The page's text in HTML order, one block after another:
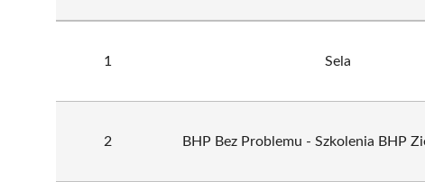
1 Sela
2 BHP Bez Problemu - Szkolenia BHP